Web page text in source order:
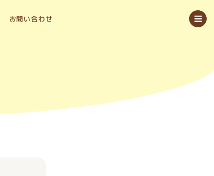
お問い合わせ